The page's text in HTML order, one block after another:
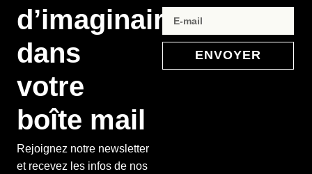
d’imaginaire
dans
votre
boîte mail
Rejoignez notre newsletter
et recevez les infos de nos
ENVOYER